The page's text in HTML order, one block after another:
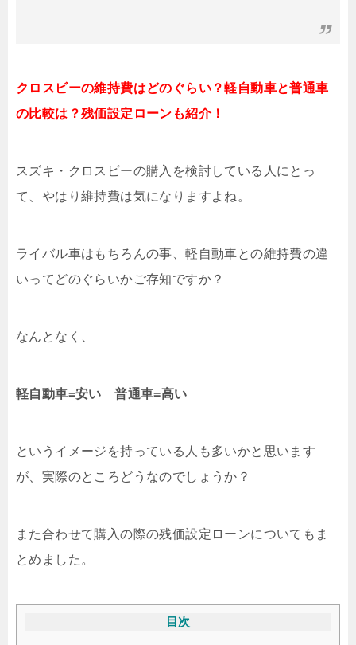
クロスビーの維持費はどのぐらい？軽自動車と普通車
の比較は？残価設定ローンも紹介！
スズキ・クロスビーの購入を検討している人にとっ
て、やはり維持費は気になりますよね。
ライバル車はもちろんの事、軽自動車との維持費の違
いってどのぐらいかご存知ですか？
なんとなく、
軽自動車=安い 普通車=高い
というイメージを持っている人も多いかと思います
が、実際のところどうなのでしょうか？
また合わせて購入の際の残価設定ローンについてもま
とめました。
目次